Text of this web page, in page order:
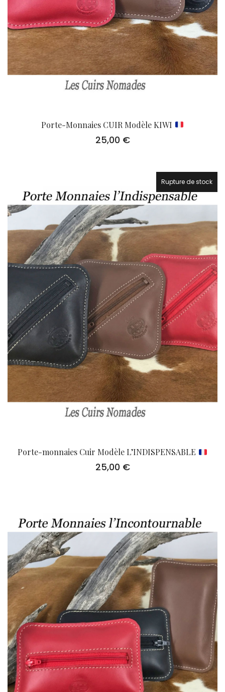
Porte-Monnaies CUIR Modèle KIWI
25,00 €
Rupture de stock
Porte-monnaies Cuir Modèle L’INDISPENSABLE
25,00 €